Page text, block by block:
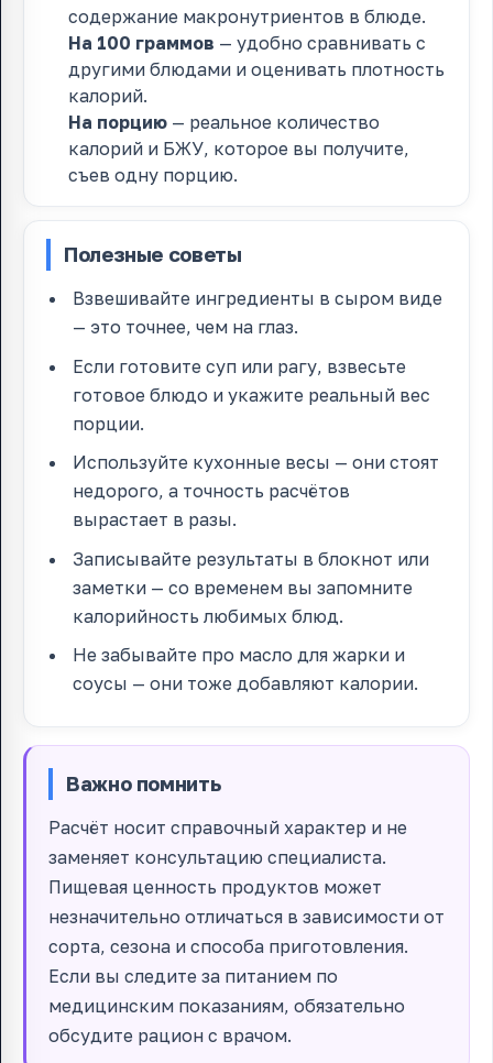
содержание макронутриентов в блюде.
На 100 граммов — удобно сравнивать с
другими блюдами и оценивать плотность
калорий.
На порцию — реальное количество
калорий и БЖУ, которое вы получите,
съев одну порцию.
Полезные советы
Взвешивайте ингредиенты в сыром виде
— это точнее, чем на глаз.
Если готовите суп или рагу, взвесьте
готовое блюдо и укажите реальный вес
порции.
Используйте кухонные весы — они стоят
недорого, а точность расчётов
вырастает в разы.
Записывайте результаты в блокнот или
заметки — со временем вы запомните
калорийность любимых блюд.
Не забывайте про масло для жарки и
соусы — они тоже добавляют калории.
Важно помнить
Расчёт носит справочный характер и не
заменяет консультацию специалиста.
Пищевая ценность продуктов может
незначительно отличаться в зависимости от
сорта, сезона и способа приготовления.
Если вы следите за питанием по
медицинским показаниям, обязательно
обсудите рацион с врачом.